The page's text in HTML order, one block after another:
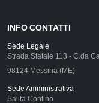
INFO CONTATTI
Sede Legale
Strada Statale 113 - C.da
98124 Messina (ME)
Sede Amministrativa
Salita Contino